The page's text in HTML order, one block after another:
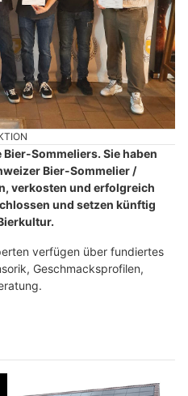
Sommeliers. Sie haben
Bier-Sommelier /
verkosten und erfolgreich
und setzen künftig
verfügen über fundiertes
Geschmacksprofilen,